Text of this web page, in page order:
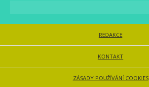
REDAKCE
KONTAKT
ZÁSADY POUŽÍVÁNÍ COOKIES